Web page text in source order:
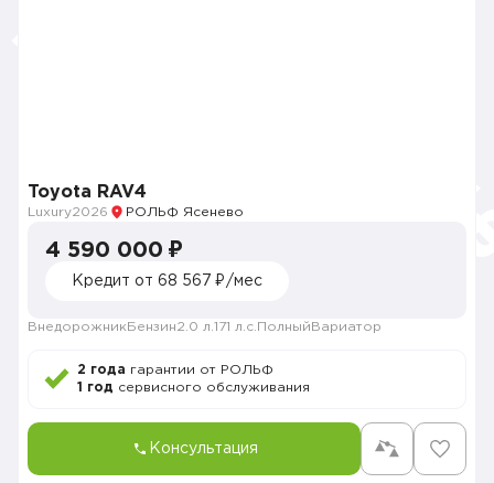
Toyota RAV4
Luxury2026 РОЛЬФ Ясенево
4 590 000 ₽
Кредит от 68 567 ₽/мес
Внедорожник Бензин2.0 л. 171 л.с. Полный Вариатор
2 года гарантии от РОЛЬФ
1 год сервисного обслуживания
Консультация